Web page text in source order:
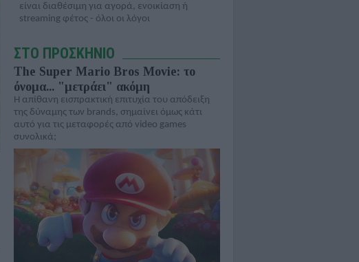
είναι διαθέσιμη για αγορά, ενοικίαση ή
streaming φέτος - όλοι οι λόγοι
ΣΤΟ ΠΡΟΣΚΗΝΙΟ
The Super Mario Bros Movie: το
όνομα... "μετράει" ακόμη
Η απίθανη εισπρακτική επιτυχία του απόδειξη
της δύναμης των brands, σημαίνει όμως κάτι
αυτό για τις μεταφορές από video games
συνολικά;